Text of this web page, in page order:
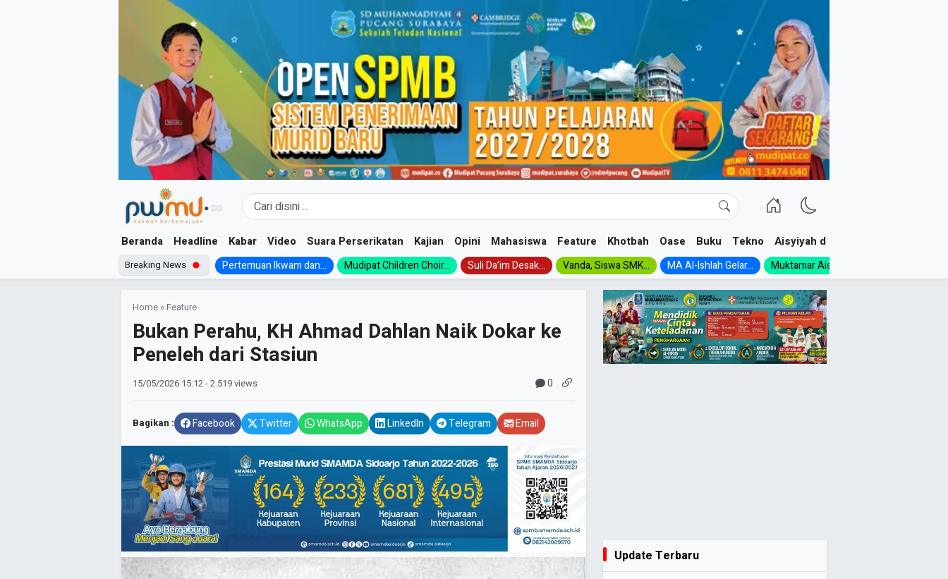
Beranda Headline Kabar Video Suara Perserikatan Kajian Opini Mahasiswa Feature Khotbah Oase Buku Tekno Aisyiyah dan NA
Breaking News Pertemuan Ikwam dan... Mudipat Children Choir... Suli Da’im Desak... Vanda, Siswa SMK... MA Al-Ishlah Gelar... Muktamar Aisyiyah 1926:...
Home »Feature
Bukan Perahu, KH Ahmad Dahlan Naik Dokar ke
Peneleh dari Stasiun
15/05/2026 15:12- 2.519 views 0
Bagikan : Facebook Twitter WhatsApp LinkedIn Telegram Email
Update Terbaru